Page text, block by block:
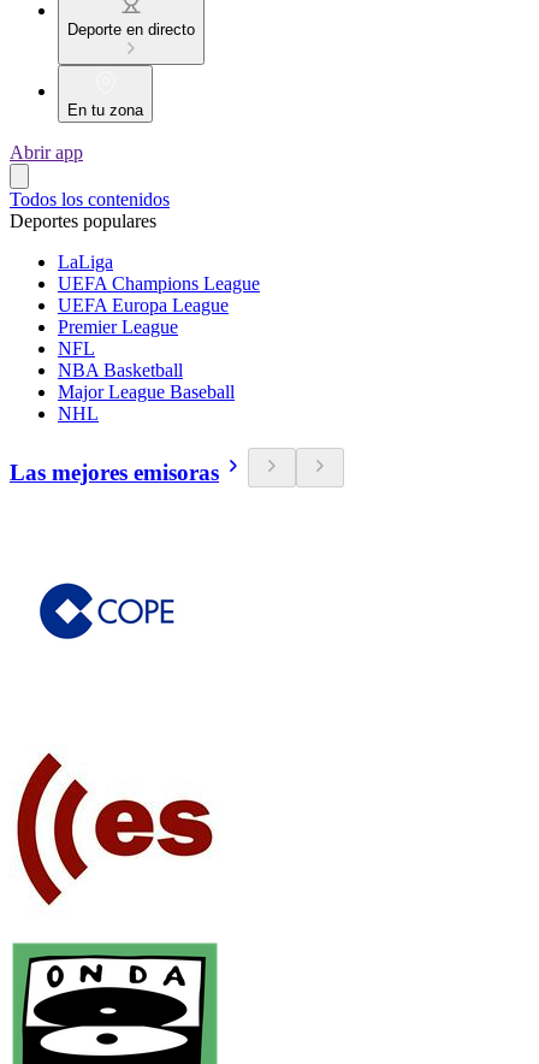
Deporte en directo
En tu zona
Abrir app
Todos los contenidos
Deportes populares
LaLiga
UEFA Champions League
UEFA Europa League
Premier League
NFL
NBA Basketball
Major League Baseball
NHL
Las mejores emisoras